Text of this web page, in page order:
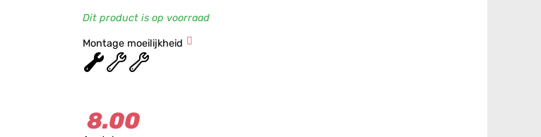
Dit product is op voorraad
Montage moeilijkheid
★★★
8.00